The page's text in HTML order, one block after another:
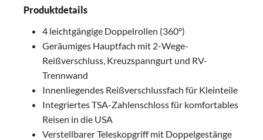
Produktdetails
4 leichtgängige Doppelrollen (360°)
Geräumiges Hauptfach mit 2-Wege-
Reißverschluss, Kreuzspanngurt und RV-
Trennwand
Innenliegendes Reißverschlussfach für Kleinteile
Integriertes TSA-Zahlenschloss für komfortables
Reisen in die USA
Verstellbarer Teleskopgriff mit Doppelgestänge